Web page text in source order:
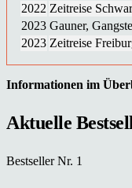
2022 Zeitreise
2023 Gauner,
2023 Zeitreise
Informationen im
Aktuelle
Bestseller Nr. 1